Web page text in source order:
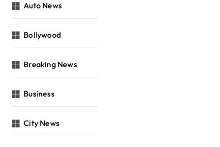
Auto News
Bollywood
Breaking News
Business
City News